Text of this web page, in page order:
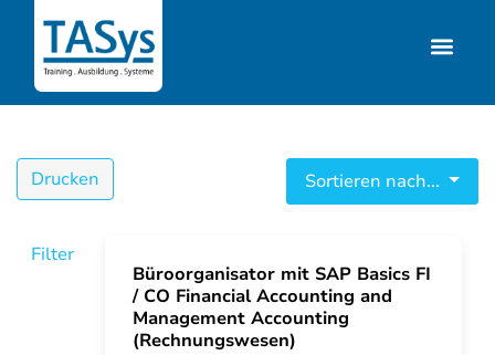
Drucken Sortieren nach...
Filter
Büroorganisator mit SAP Basics FI
/ CO Financial Accounting and
Management Accounting
(Rechnungswesen)